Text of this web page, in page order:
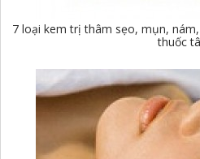
7 loại kem trị thâm sẹo, mụn,
thuốc